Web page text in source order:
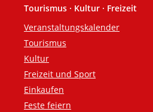
Tourismus · Kultur · Freizeit
Veranstaltungskalender
Tourismus
Kultur
Freizeit und Sport
Einkaufen
Feste feiern